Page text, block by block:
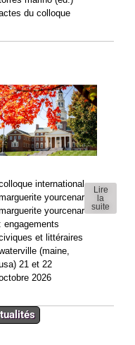
du colloque
international
yourcenar
yourcenar
: engagements
et littéraires
(maine,
21 et 22
2026
Lire
la
suite